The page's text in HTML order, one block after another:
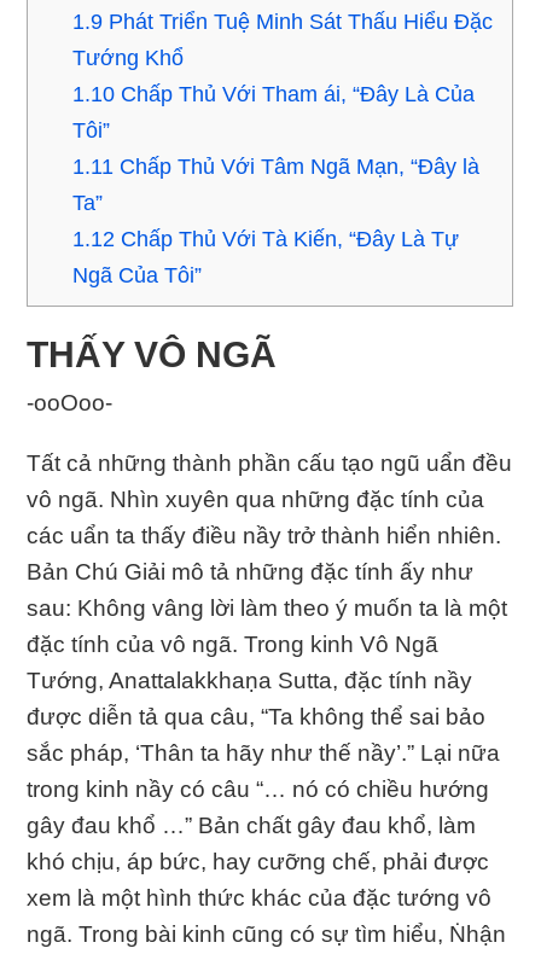
1.9 Phát Triển Tuệ Minh Sát Thấu Hiểu Ðặc
Tướng Khổ
1.10 Chấp Thủ Với Tham ái, “Ðây Là Của
Tôi”
1.11 Chấp Thủ Với Tâm Ngã Mạn, “Ðây là
Ta”
1.12 Chấp Thủ Với Tà Kiến, “Ðây Là Tự
Ngã Của Tôi”
THẤY VÔ NGÃ
-ooOoo-
Tất cả những thành phần cấu tạo ngũ uẩn đều
vô ngã. Nhìn xuyên qua những đặc tính của
các uẩn ta thấy điều nầy trở thành hiển nhiên.
Bản Chú Giải mô tả những đặc tính ấy như
sau: Không vâng lời làm theo ý muốn ta là một
đặc tính của vô ngã. Trong kinh Vô Ngã
Tướng, Anattalakkhaṇa Sutta, đặc tính nầy
được diễn tả qua câu, “Ta không thể sai bảo
sắc pháp, ‘Thân ta hãy như thế nầy’.” Lại nữa
trong kinh nầy có câu “… nó có chiều hướng
gây đau khổ …” Bản chất gây đau khổ, làm
khó chịu, áp bức, hay cưỡng chế, phải được
xem là một hình thức khác của đặc tướng vô
ngã. Trong bài kinh cũng có sự tìm hiểu, Ṅhận